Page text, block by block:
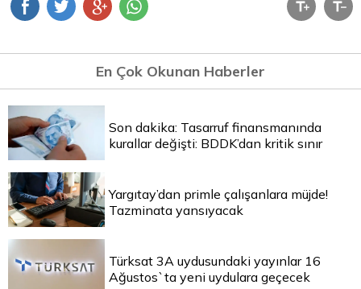
En Çok Okunan Haberler
Son dakika: Tasarruf finansmanında
kurallar değişti: BDDK’dan kritik sınır
Yargıtay’dan primle çalışanlara müjde!
Tazminata yansıyacak
Türksat 3A uydusundaki yayınlar 16
Ağustos`ta yeni uydulara geçecek